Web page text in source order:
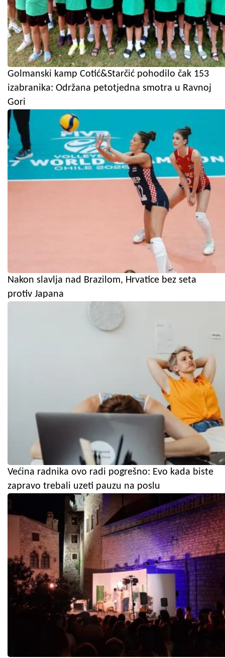
Golmanski kamp Cotić&Starčić pohodilo čak 153
izabranika: Održana petotjedna smotra u Ravnoj
Gori
Nakon slavlja nad Brazilom, Hrvatice bez seta
protiv Japana
Većina radnika ovo radi pogrešno: Evo kada biste
zapravo trebali uzeti pauzu na poslu